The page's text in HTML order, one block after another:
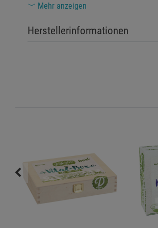
Bei Verschlucken oder direktem
Die Saatgut-Box enthält 32
Die beigefügte Holzkiste dient
Bitte beachten Sie die detaillierten
Mehr anzeigen
Herstellerinformationen